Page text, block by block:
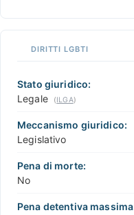
DIRITTI LGBTI
Stato giuridico:
Legale
(ILGA)
Meccanismo giuridico:
Legislativo
Pena di morte:
No
Pena detentiva